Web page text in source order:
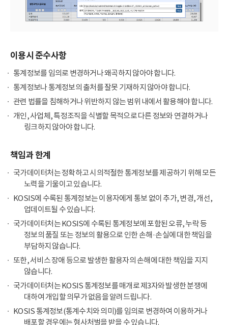
이용시 준수사항
통계정보를 임의로 변경하거나 왜곡하지 않아야 합니다.
통계정보나 통계정보의 출처를 잘못 기재하지 않아야 합니다.
관련 법률을 침해하거나 위반하지 않는 범위 내에서 활용해야 합니다.
개인, 사업체, 특정조직을 식별할 목적으로 다른 정보와 연결하거나
링크하지 않아야 합니다.
책임과 한계
국가데이터처는 정확하고 시의적절한 통계정보를 제공하기 위해 모든
노력을 기울이고 있습니다.
KOSIS에 수록된 통계정보는 이용자에게 통보 없이 추가, 변경, 개선,
업데이트될 수 있습니다.
국가데이터처는 KOSIS에 수록된 통계정보에 포함된 오류, 누락 등
정보의 품질 또는 정보의 활용으로 인한 손해·손실에 대한 책임을
부담하지 않습니다.
또한, 서비스 장애 등으로 발생한 활용자의 손해에 대한 책임을 지지
않습니다.
국가데이터처는 KOSIS 통계정보를 매개로 제3자와 발생한 분쟁에
대하여 개입할 의무가 없음을 알려드립니다.
KOSIS 통계정보(통계수치와 의미)를 임의로 변경하여 이용하거나
배포할 경우에는 형사처벌을 받을 수 있습니다.